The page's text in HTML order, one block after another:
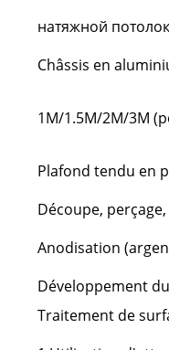
натяжной
Châssis en
1M/1.5M/2M/3M
Plafond tendu en
Découpe,
Anodisation
Développement
Traitement de